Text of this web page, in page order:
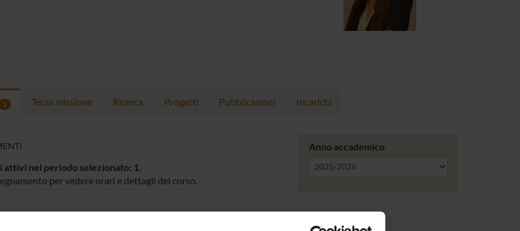
1 Terza missione Ricerca Progetti Pubblicazioni Incarichi
attivi nel periodo selezionato: 1.
per vedere orari e dettagli del corso.
Anno accademico